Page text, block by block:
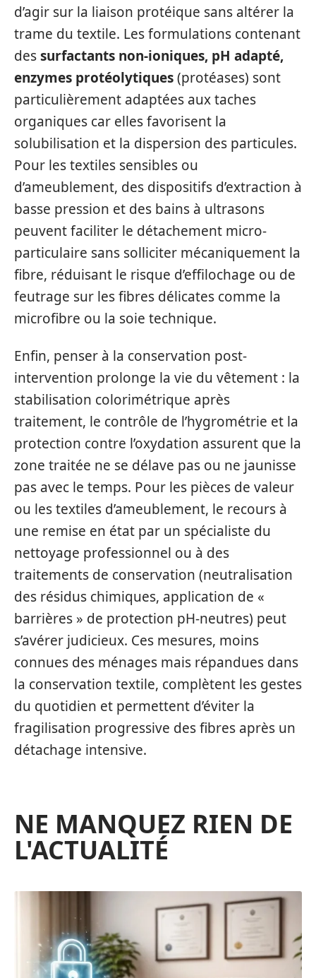
d’agir sur la liaison protéique sans altérer la
trame du textile. Les formulations contenant
dessurfactants non-ioniques, pH adapté,
enzymes protéolytiques(protéases) sont
particulièrement adaptées aux taches
organiques car elles favorisent la
solubilisation et la dispersion des particules.
Pour les textiles sensibles ou
d’ameublement, des dispositifs d’extraction à
basse pression et des bains à ultrasons
peuvent faciliter le détachement micro-
particulaire sans solliciter mécaniquement la
fibre, réduisant le risque d’effilochage ou de
feutrage sur les fibres délicates comme la
microfibre ou la soie technique.
Enfin, penser à la conservation post-
intervention prolonge la vie du vêtement : la
stabilisation colorimétrique après
traitement, le contrôle de l’hygrométrie et la
protection contre l’oxydation assurent que la
zone traitée ne se délave pas ou ne jaunisse
pas avec le temps. Pour les pièces de valeur
ou les textiles d’ameublement, le recours à
une remise en état par un spécialiste du
nettoyage professionnel ou à des
traitements de conservation (neutralisation
des résidus chimiques, application de «
barrières » de protection pH-neutres) peut
s’avérer judicieux. Ces mesures, moins
connues des ménages mais répandues dans
la conservation textile, complètent les gestes
du quotidien et permettent d’éviter la
fragilisation progressive des fibres après un
détachage intensive.
NE MANQUEZ RIEN DE
L'ACTUALITÉ